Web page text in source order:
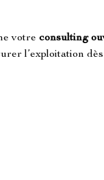
votre consulting
l’exploitation